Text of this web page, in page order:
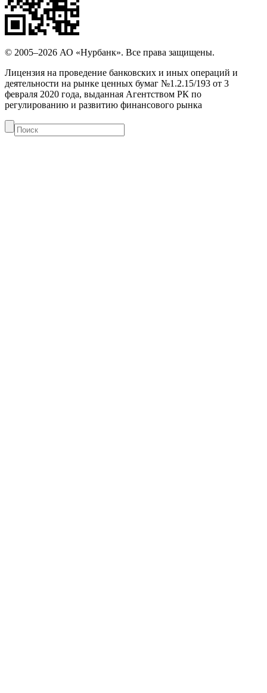
© 2005–2026 АО «Нурбанк». Все права защищены.
Лицензия на проведение банковских и иных операций и
деятельности на рынке ценных бумаг №1.2.15/193 от 3
февраля 2020 года, выданная Агентством РК по
регулированию и развитию финансового рынка